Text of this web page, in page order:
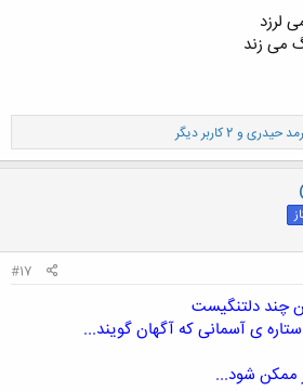
لرزد
می زند
حیدری و 2 کاربر دیگر
#17
چند دلتنگیست
ی آسمانی که آگهان گویند...